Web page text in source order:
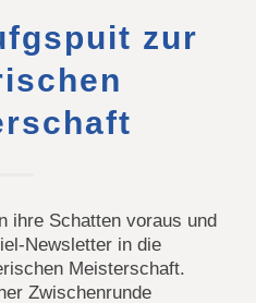
zur
ihre Schatten voraus und
Newsletter in die
Meisterschaft.
Zwischenrunde